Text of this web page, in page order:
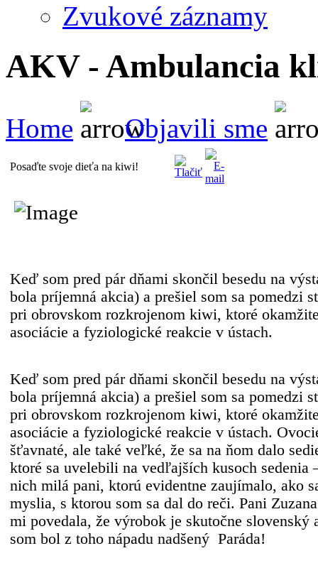
Zvukové záznamy
AKV - Ambulancia
Home Objavili sme
Posaďte svoje dieťa na kiwi!
Keď som pred pár dňami skončil besedu na
bola príjemná akcia) a prešiel som sa pomedzi
pri obrovskom rozkrojenom kiwi, ktoré
asociácie a fyziologické reakcie v ústach.
Keď som pred pár dňami skončil besedu na
bola príjemná akcia) a prešiel som sa pomedzi
pri obrovskom rozkrojenom kiwi, ktoré
asociácie a fyziologické reakcie v ústach.
šťavnaté, ale také veľké, že sa na ňom dalo
ktoré sa uvelebili na vedľajších kusoch sedenia
nich milá pani, ktorú evidentne zaujímalo, ako
myslia, s ktorou som sa dal do reči. Pani
mi povedala, že výrobok je skutočne slovenský
som bol z toho nápadu nadšený Paráda!